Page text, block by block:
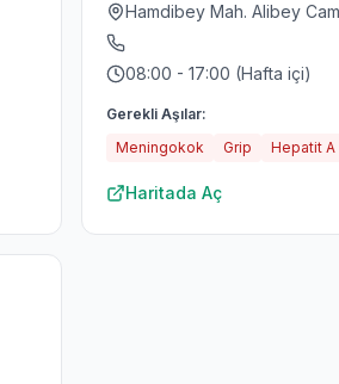
Hamdibey Mah. Alibey
08:00 - 17:00 (Hafta içi)
Gerekli Aşılar:
Meningokok
Grip Hepatit A
Haritada Aç